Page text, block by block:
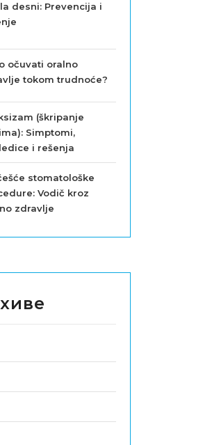
desni: Prevencija i
očuvati oralno
tokom trudnoće?
(škripanje
Simptomi,
i rešenja
stomatološke
Vodič kroz
zdravlje